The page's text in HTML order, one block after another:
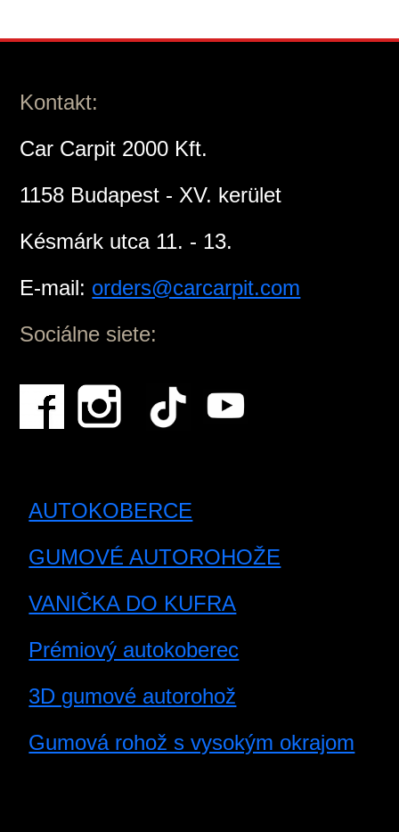
Kontakt:
Car Carpit 2000 Kft.
1158 Budapest - XV. kerület
Késmárk utca 11. - 13.
E-mail: orders@carcarpit.com
Sociálne siete:
AUTOKOBERCE
GUMOVÉ AUTOROHOŽE
VANIČKA DO KUFRA
Prémiový autokoberec
3D gumové autorohož
Gumová rohož s vysokým okrajom